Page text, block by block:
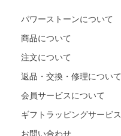
パワーストーンについて
商品について
注文について
返品・交換・修理について
会員サービスについて
ギフトラッピングサービス
お問い合わせ